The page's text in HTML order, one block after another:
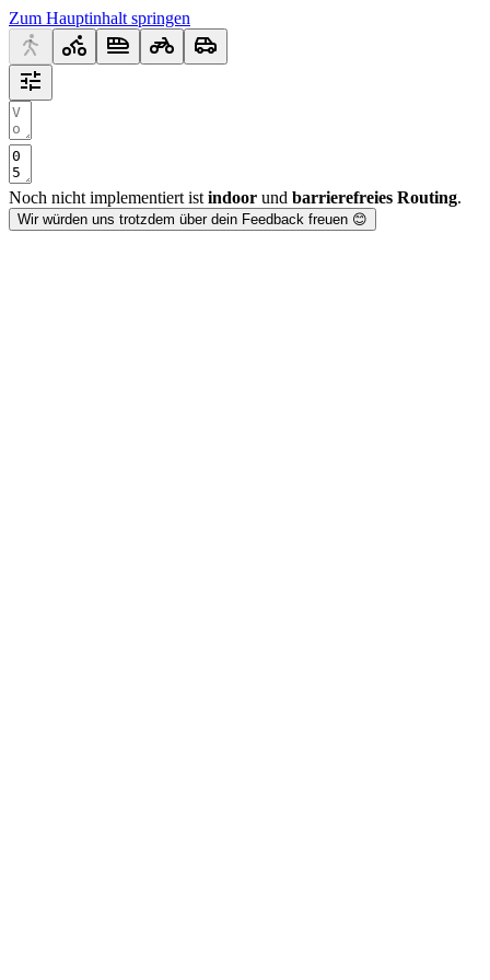
Zum Hauptinhalt springen
Noch nicht implementiert ist indoor und barrierefreies Routing.
Wir würden uns trotzdem über dein Feedback freuen 😊